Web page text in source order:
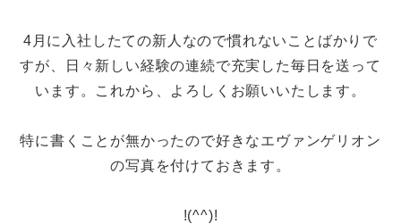
4月に入社したての新人なので慣れないことばかりで
すが、日々新しい経験の連続で充実した毎日を送って
います。これから、よろしくお願いいたします。
特に書くことが無かったので好きなエヴァンゲリオン
の写真を付けておきます。
!(^^)!